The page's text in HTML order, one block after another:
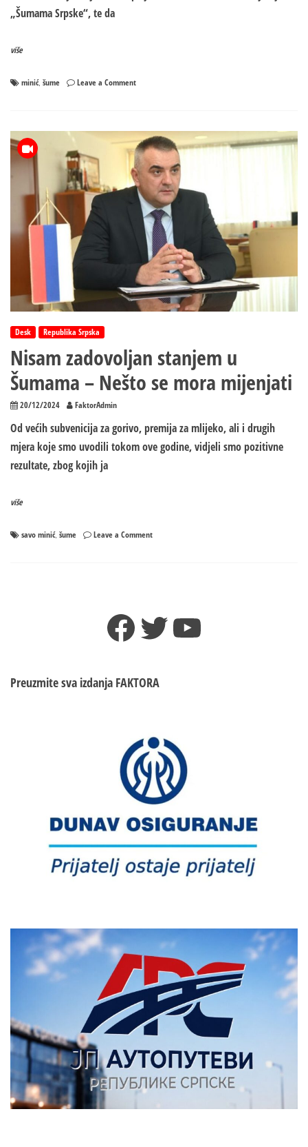
„Šumama Srpske“, te da
više
minić, šume Leave a Commenton
crveni
alarmi!
Desk Republika Srpska
Nisam zadovoljan stanjem u
Šumama – Nešto se mora mijenjati
20/12/2024 FaktorAdmin
Od većih subvenicija za gorivo, premija za mlijeko, ali i drugih
mjera koje smo uvodili tokom ove godine, vidjeli smo pozitivne
rezultate, zbog kojih ja
više
savo minić, šume Leave a Commenton
–
Nešto
Facebook
TwitterYouTube
Preuzmite sva izdanja FAKTORA